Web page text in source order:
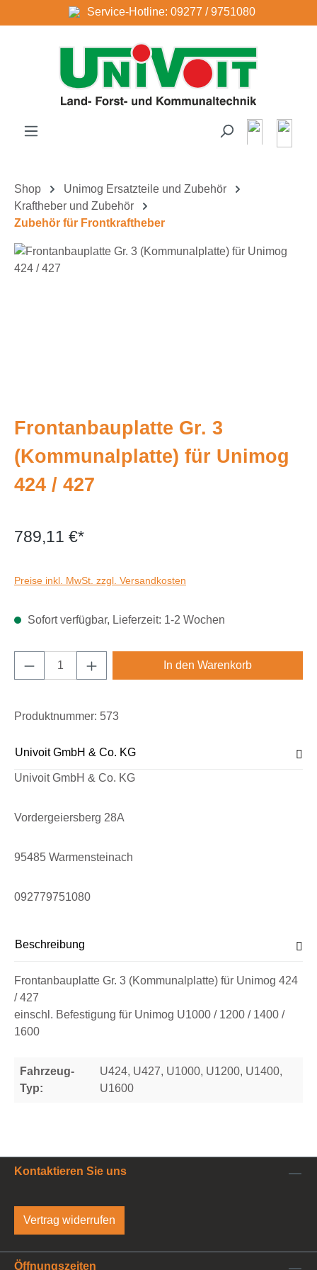
Zum Hauptinhalt springenService-Hotline: 09277 / 9751080
Shop
Unimog Ersatzteile und Zubehör
Kraftheber und Zubehör
Zubehör für Frontkraftheber
Bildergalerie überspringen
Frontanbauplatte Gr. 3
(Kommunalplatte) für Unimog
424 / 427
789,11 €*
Preise inkl. MwSt. zzgl. Versandkosten
Sofort verfügbar, Lieferzeit: 1-2 Wochen
Produkt Anzahl: Gib den gewünschten
In den Warenkorb
Produktnummer: 573
Univoit GmbH & Co. KG
Univoit GmbH & Co. KG
Vordergeiersberg 28A
95485 Warmensteinach
092779751080
Beschreibung
Frontanbauplatte Gr. 3 (Kommunalplatte) für Unimog 424
/ 427
einschl. Befestigung für Unimog U1000 / 1200 / 1400 /
1600
Fahrzeug-
Typ:
U424, U427, U1000, U1200, U1400,
U1600
Kontaktieren Sie uns
Vertrag widerrufen
Öffnungszeiten